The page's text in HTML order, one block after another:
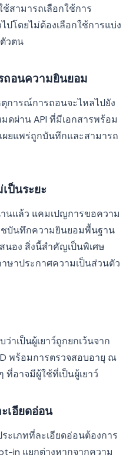
สามารถเลือกใช้การ
โดยไม่ต้องเลือกใช้การแบ่ง
วตน
ถอนความยินยอม
การณ์การถอนจะไหลไปยัง
ดผ่าน API ที่มีเอกสารพร้อม
ผยแพร่ถูกบันทึกและสามารถ
ป็นระยะ
นแล้ว แคมเปญการขอความ
ชบันทึกความยินยอมพื้นฐาน
นอง สิ่งนี้สำคัญเป็นพิเศษ
ษาประกาศความเป็นส่วนตัว
าเป็นผู้เยาว์ถูกยกเว้นจาก
พร้อมการตรวจสอบอายุ ณ
ที่อาจมีผู้ใช้ที่เป็นผู้เยาว์
เอียดอ่อน
ะเภทที่ละเอียดอ่อนต้องการ
in แยกต่างหากจากความ